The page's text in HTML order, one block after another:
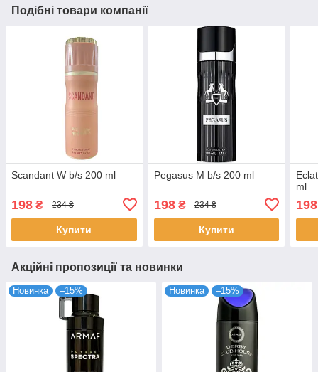
Подібні товари компанії
Scandant W b/s 200 ml
198 ₴ 234 ₴
Купити
Pegasus M b/s 200 ml
198₴ 234 ₴
Купити
ml
198
Акційні пропозиції та новинки
Новинка –15% Новинка –15%